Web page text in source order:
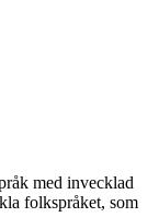
med invecklad
folkspråket, som